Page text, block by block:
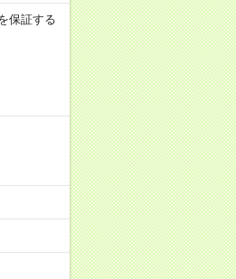
保証する